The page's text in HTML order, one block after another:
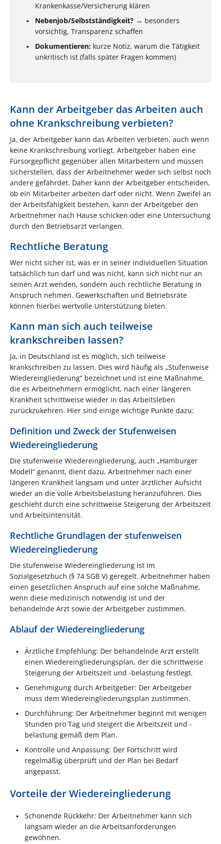
Krankenkasse/Versicherung klären
Nebenjob/Selbstständigkeit? → besonders
vorsichtig, Transparenz schaffen
Dokumentieren: kurze Notiz, warum die Tätigkeit
unkritisch ist (falls später Fragen kommen)
Kann der Arbeitgeber das Arbeiten auch
ohne Krankschreibung verbieten?
Ja, der Arbeitgeber kann das Arbeiten verbieten, auch wenn
keine Krankschreibung vorliegt. Arbeitgeber haben eine
Fürsorgepflicht gegenüber allen Mitarbeitern und müssen
sicherstellen, dass der Arbeitnehmer weder sich selbst noch
andere gefährdet. Daher kann der Arbeitgeber entscheiden,
ob ein Mitarbeiter arbeiten darf oder nicht. Wenn Zweifel an
der Arbeitsfähigkeit bestehen, kann der Arbeitgeber den
Arbeitnehmer nach Hause schicken oder eine Untersuchung
durch den Betriebsarzt verlangen.
Rechtliche Beratung
Wer nicht sicher ist, was er in seiner individuellen Situation
tatsächlich tun darf und was nicht, kann sich nicht nur an
seinen Arzt wenden, sondern auch rechtliche Beratung in
Anspruch nehmen. Gewerkschaften und Betriebsräte
können hierbei wertvolle Unterstützung bieten.
Kann man sich auch teilweise
krankschreiben lassen?
Ja, in Deutschland ist es möglich, sich teilweise
krankschreiben zu lassen. Dies wird häufig als „Stufenweise
Wiedereingliederung“ bezeichnet und ist eine Maßnahme,
die es Arbeitnehmern ermöglicht, nach einer längeren
Krankheit schrittweise wieder in das Arbeitsleben
zurückzukehren. Hier sind einige wichtige Punkte dazu:
Definition und Zweck der Stufenweisen
Wiedereingliederung
Die stufenweise Wiedereingliederung, auch „Hamburger
Modell“ genannt, dient dazu, Arbeitnehmer nach einer
längeren Krankheit langsam und unter ärztlicher Aufsicht
wieder an die volle Arbeitsbelastung heranzuführen. Dies
geschieht durch eine schrittweise Steigerung der Arbeitszeit
und Arbeitsintensität.
Rechtliche Grundlagen der stufenweisen
Wiedereingliederung
Die stufenweise Wiedereingliederung ist im
Sozialgesetzbuch (§ 74 SGB V) geregelt. Arbeitnehmer haben
einen gesetzlichen Anspruch auf eine solche Maßnahme,
wenn diese medizinisch notwendig ist und der
behandelnde Arzt sowie der Arbeitgeber zustimmen​.
Ablauf der Wiedereingliederung
Ärztliche Empfehlung: Der behandelnde Arzt erstellt
einen Wiedereingliederungsplan, der die schrittweise
Steigerung der Arbeitszeit und -belastung festlegt.
Genehmigung durch Arbeitgeber: Der Arbeitgeber
muss dem Wiedereingliederungsplan zustimmen.
Durchführung: Der Arbeitnehmer beginnt mit wenigen
Stunden pro Tag und steigert die Arbeitszeit und -
belastung gemäß dem Plan.
Kontrolle und Anpassung: Der Fortschritt wird
regelmäßig überprüft und der Plan bei Bedarf
angepasst.
Vorteile der Wiedereingliederung
Schonende Rückkehr: Der Arbeitnehmer kann sich
langsam wieder an die Arbeitsanforderungen
gewöhnen.